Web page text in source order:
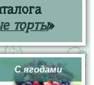
торты»
С ягодами